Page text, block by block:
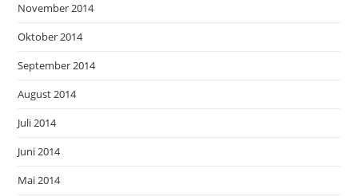
November 2014
Oktober 2014
September 2014
August 2014
Juli 2014
Juni 2014
Mai 2014